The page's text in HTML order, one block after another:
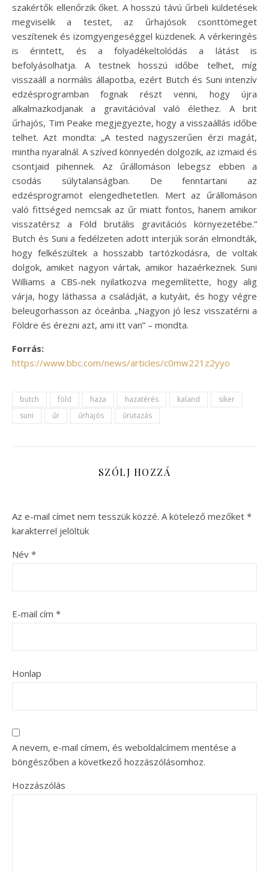
szakértők ellenőrzik őket. A hosszú távú űrbeli küldetések
megviselik a testet, az űrhajósok csonttömeget
veszítenek és izomgyengeséggel küzdenek. A vérkeringés
is érintett, és a folyadékeltolódás a látást is
befolyásolhatja. A testnek hosszú időbe telhet, míg
visszaáll a normális állapotba, ezért Butch és Suni intenzív
edzésprogramban fognak részt venni, hogy újra
alkalmazkodjanak a gravitációval való élethez. A brit
űrhajós, Tim Peake megjegyezte, hogy a visszaállás időbe
telhet. Azt mondta: „A tested nagyszerűen érzi magát,
mintha nyaralnál. A szíved könnyedén dolgozik, az izmaid és
csontjaid pihennek. Az űrállomáson lebegsz ebben a
csodás súlytalanságban. De fenntartani az
edzésprogramot elengedhetetlen. Mert az űrállomáson
való fittséged nemcsak az űr miatt fontos, hanem amikor
visszatérsz a Föld brutális gravitációs környezetébe.”
Butch és Suni a fedélzeten adott interjúk során elmondták,
hogy felkészültek a hosszabb tartózkodásra, de voltak
dolgok, amiket nagyon vártak, amikor hazaérkeznek. Suni
Williams a CBS-nek nyilatkozva megemlítette, hogy alig
várja, hogy láthassa a családját, a kutyáit, és hogy végre
beleugorhasson az óceánba. „Nagyon jó lesz visszatérni a
Földre és érezni azt, ami itt van” – mondta.
Forrás:
https://www.bbc.com/news/articles/c0mw221z2yyo
butch föld haza hazatérés kaland
siker
suni
űr űrhajós űrutazás
SZÓLJ HOZZÁ
Az e-mail címet nem tesszük közzé. A kötelező mezőket *
karakterrel jelöltük
Név *
E-mail cím *
Honlap
A nevem, e-mail címem, és weboldalcímem mentése a
böngészőben a következő hozzászólásomhoz.
Hozzászólás